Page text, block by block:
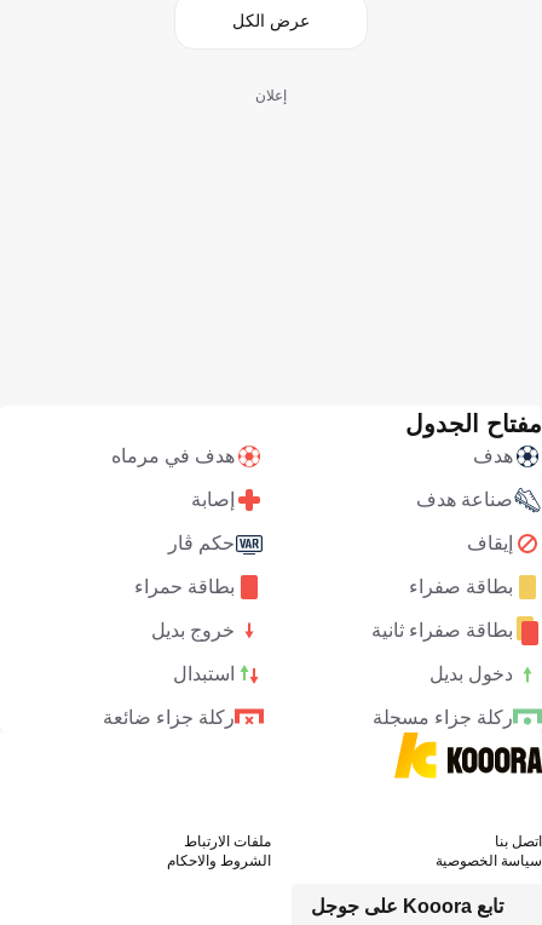
عرض الكل
إعلان
مفتاح الجدول
هدف هدف في مرماه
صناعة هدف إصابة
إيقاف حكم ڤار
بطاقة صفراء بطاقة حمراء
بطاقة صفراء ثانية خروج بديل
دخول بديل استبدال
ركلة جزاء مسجلة ركلة جزاء ضائعة
تابع Kooora على جوجل
اتصل بنا
ملفات الارتباط
سياسة الخصوصية
الشروط والاحكام